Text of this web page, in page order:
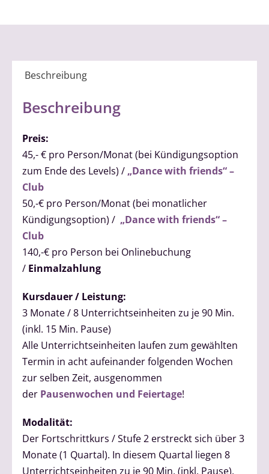
Beschreibung
Beschreibung
Preis:
45,- € pro Person/Monat (bei Kündigungsoption
zum Ende des Levels) / „Dance with friends“ –
Club
50,-€ pro Person/Monat (bei monatlicher
Kündigungsoption) / „Dance with friends“ –
Club
140,-€ pro Person bei Onlinebuchung
/ Einmalzahlung
Kursdauer / Leistung:
3 Monate / 8 Unterrichtseinheiten zu je 90 Min.
(inkl. 15 Min. Pause)
Alle Unterrichtseinheiten laufen zum gewählten
Termin in acht aufeinander folgenden Wochen
zur selben Zeit, ausgenommen
der Pausenwochen und Feiertage!
Modalität:
Der Fortschrittkurs / Stufe 2 erstreckt sich über 3
Monate (1 Quartal). In diesem Quartal liegen 8
Unterrichtseinheiten zu je 90 Min. (inkl. Pause).